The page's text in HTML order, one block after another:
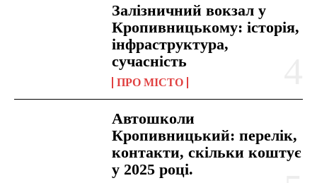
Залізничний вокзал у
Кропивницькому: історія,
інфраструктура,
сучасність
ПРО МІСТО
Автошколи
Кропивницький: перелік,
контакти, скільки коштує
у 2025 році.